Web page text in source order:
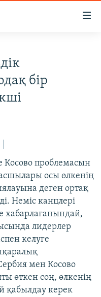
бір
Косово проблемасын
осы өлкенің
деген ортақ
Неміс канцлері
хабарлағанындай,
лидерлер
келуге
мен Косово
өткен соң, өлкенің
қабылдау керек